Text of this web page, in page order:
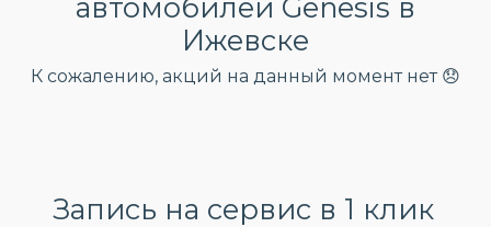
автомобилей Genesis в
Ижевске
К сожалению, акций на данный момент нет 😞
Запись на сервис в 1 клик